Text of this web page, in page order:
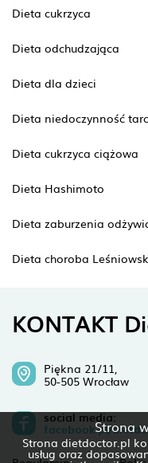
Strona
Strona dietdoctor.pl
usług oraz
Dieta cukrzyca
Dieta odchudzająca
Dieta dla dzieci
Dieta niedoczynność
Dieta cukrzyca ciążowa
Dieta Hashimoto
Dieta zaburzenia
Dieta choroba
KONTAKT
Piękna 21/11,
50-505 Wrocław
social media:
facebook.pl/